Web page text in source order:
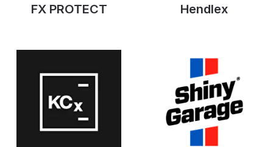
FX PROTECT Hendlex